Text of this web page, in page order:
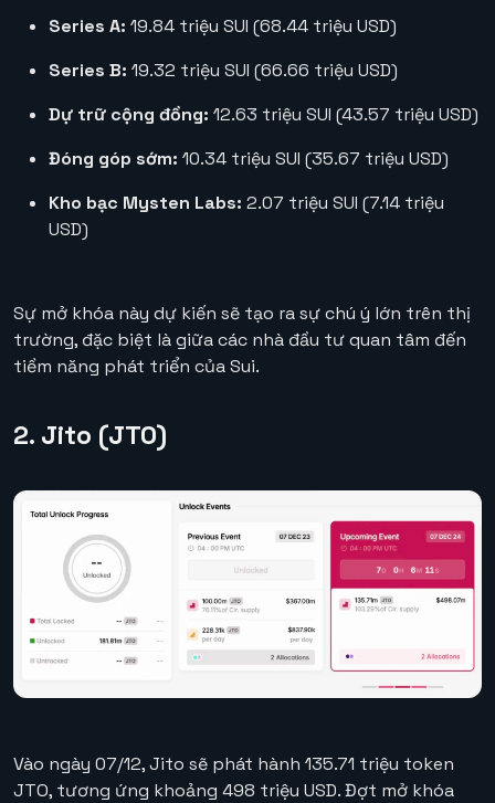
Series A: 19.84 triệu SUI (68.44 triệu USD)
Series B: 19.32 triệu SUI (66.66 triệu USD)
Dự trữ cộng đồng: 12.63 triệu SUI (43.57 triệu USD)
Đóng góp sớm: 10.34 triệu SUI (35.67 triệu USD)
Kho bạc Mysten Labs: 2.07 triệu SUI (7.14 triệu
USD)
Sự mở khóa này dự kiến sẽ tạo ra sự chú ý lớn trên thị
trường, đặc biệt là giữa các nhà đầu tư quan tâm đến
tiềm năng phát triển của Sui.
2. Jito (JTO)
Vào ngày 07/12, Jito sẽ phát hành 135.71 triệu token
JTO, tương ứng khoảng 498 triệu USD. Đợt mở khóa